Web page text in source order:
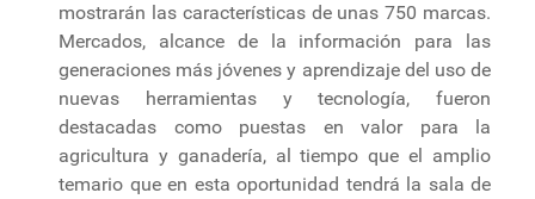
mostrarán las características de unas 750 marcas.
Mercados, alcance de la información para las
generaciones más jóvenes y aprendizaje del uso de
nuevas herramientas y tecnología, fueron
destacadas como puestas en valor para la
agricultura y ganadería, al tiempo que el amplio
temario que en esta oportunidad tendrá la sala de